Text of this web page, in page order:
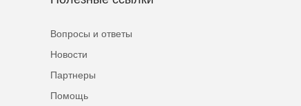
Вопросы и ответы
Новости
Партнеры
Помощь